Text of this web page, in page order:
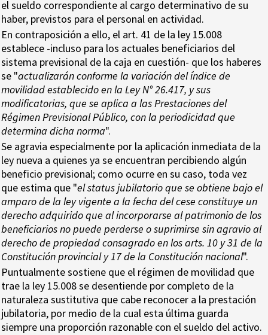
el sueldo correspondiente al cargo determinativo de su
haber, previstos para el personal en actividad.
En contraposición a ello, el art. 41 de la ley 15.008
establece -incluso para los actuales beneficiarios del
sistema previsional de la caja en cuestión- que los haberes
se "actualizarán conforme la variación del índice de
movilidad establecido en la Ley N° 26.417, y sus
modificatorias, que se aplica a las Prestaciones del
Régimen Previsional Público, con la periodicidad que
determina dicha norma".
Se agravia especialmente por la aplicación inmediata de la
ley nueva a quienes ya se encuentran percibiendo algún
beneficio previsional; como ocurre en su caso, toda vez
que estima que "el status jubilatorio que se obtiene bajo el
amparo de la ley vigente a la fecha del cese constituye un
derecho adquirido que al incorporarse al patrimonio de los
beneficiarios no puede perderse o suprimirse sin agravio al
derecho de propiedad consagrado en los arts. 10 y 31 de la
Constitución provincial y 17 de la Constitución nacional".
Puntualmente sostiene que el régimen de movilidad que
trae la ley 15.008 se desentiende por completo de la
naturaleza sustitutiva que cabe reconocer a la prestación
jubilatoria, por medio de la cual esta última guarda
siempre una proporción razonable con el sueldo del activo.